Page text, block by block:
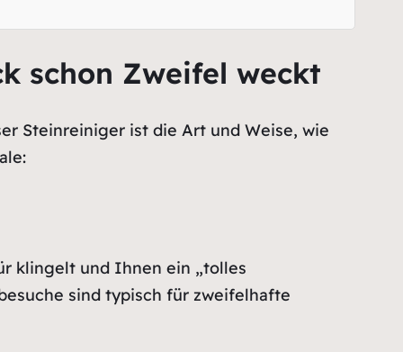
schon Zweifel weckt
Steinreiniger ist die Art und Weise, wie
klingelt und Ihnen ein „tolles
sind typisch für zweifelhafte